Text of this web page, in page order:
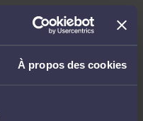
À propos des cookies